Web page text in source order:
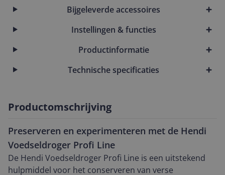
Bijgeleverde accessoires
Instellingen & functies
Productinformatie
Technische specificaties
Productomschrijving
Preserveren en experimenteren met de Hendi
Voedseldroger Profi Line
De Hendi Voedseldroger Profi Line is een uitstekend
hulpmiddel voor het conserveren van verse